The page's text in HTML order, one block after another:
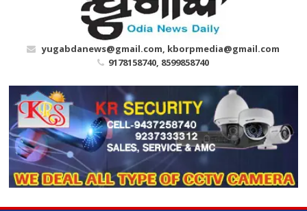
yugabdanews@gmail.com, kborpmedia@gmail.com
9178158740, 8599858740